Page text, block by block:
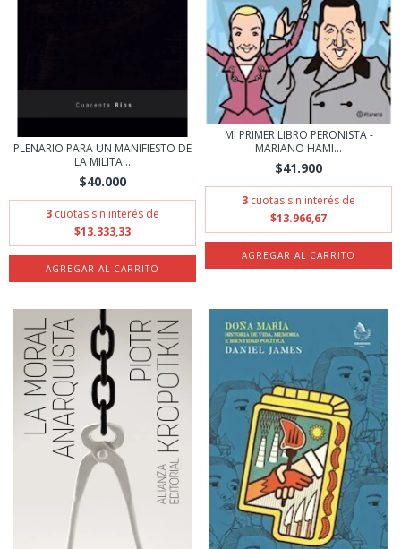
PLENARIO PARA UN MANIFIESTO DE
LA MILITA...
$40.000
3 cuotas sin interés de
$13.333,33
MI PRIMER LIBRO PERONISTA -
MARIANO HAMI...
$41.900
3 cuotas sin interés de
$13.966,67